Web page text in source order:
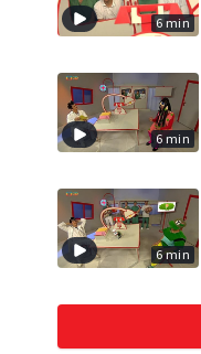
6 min
6 min
6 min